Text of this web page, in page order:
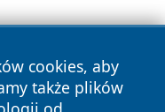
cookies, aby
także plików